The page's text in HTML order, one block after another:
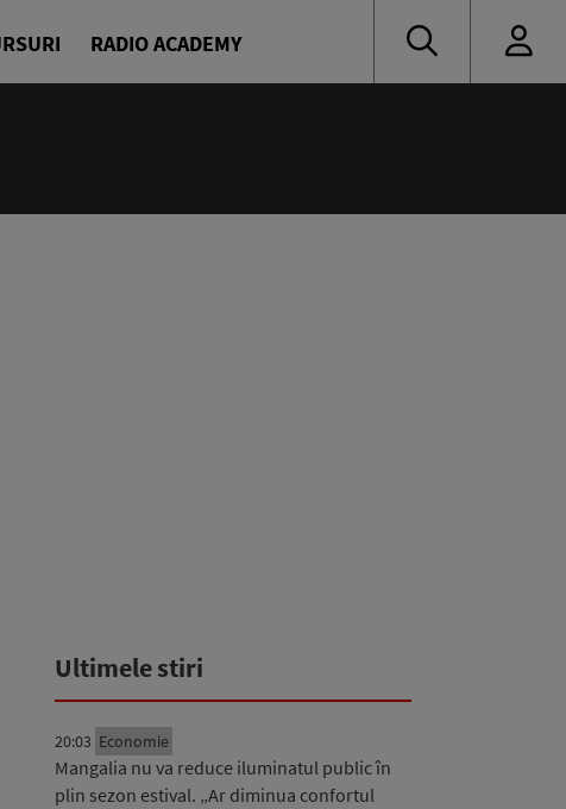
RADIO ACADEMY
Ultimele stiri
20:03 Economie
Mangalia nu va reduce iluminatul public în
plin sezon estival. „Ar diminua confortul